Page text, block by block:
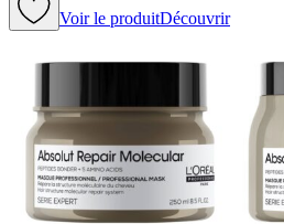
Voir le produitDécouvrir